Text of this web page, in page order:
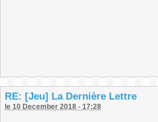
RE: [Jeu] La Dernière Lettre
le 10 December 2018 - 17:28